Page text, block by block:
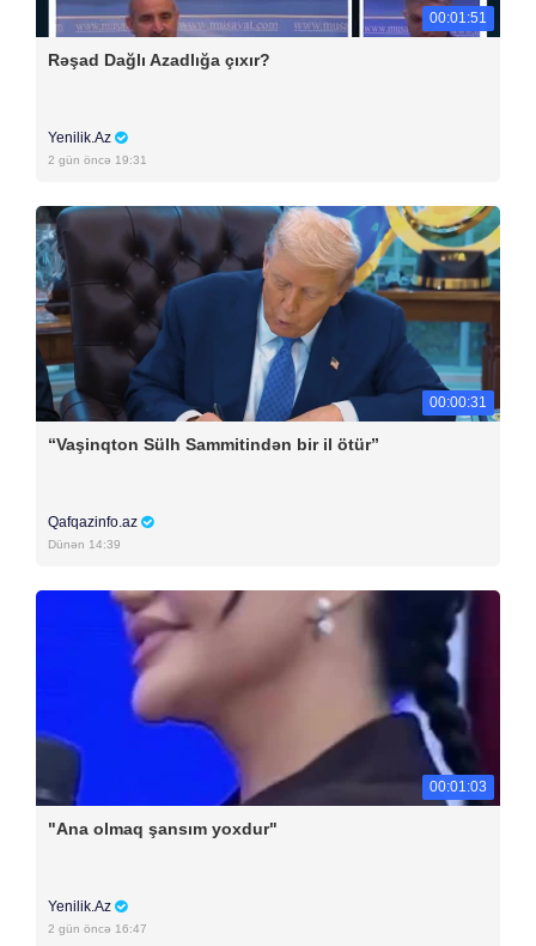
00:01:51
Rəşad Dağlı Azadlığa çıxır?
Yenilik.Az
2 gün öncə 19:31
00:00:31
“Vaşinqton Sülh Sammitindən bir il ötür”
Qafqazinfo.az
Dünən 14:39
00:01:03
"Ana olmaq şansım yoxdur"
Yenilik.Az
2 gün öncə 16:47